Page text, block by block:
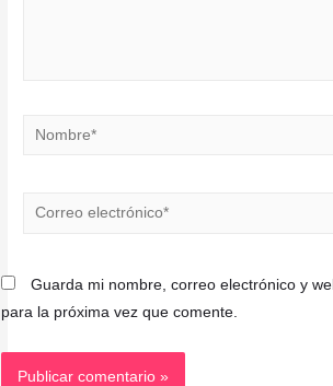
Nombre*
Correo
Guarda mi nombre, correo electrónico y
para la próxima vez que comente.